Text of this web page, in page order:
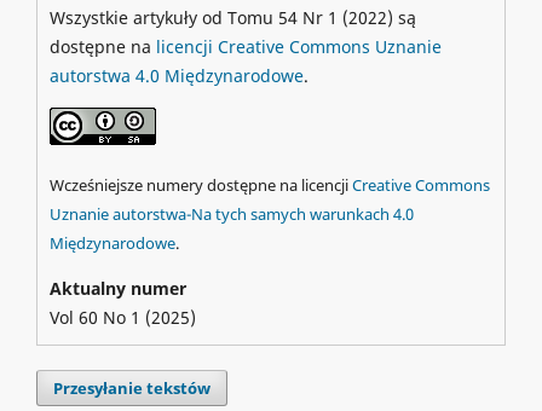
Wszystkie artykuły od Tomu 54 Nr 1 (2022) są
dostępne na licencji Creative Commons Uznanie
autorstwa 4.0 Międzynarodowe.
Wcześniejsze numery dostępne na licencjiCreative Commons
Uznanie autorstwa-Na tych samych warunkach 4.0
Międzynarodowe.
Aktualny numer
Vol 60 No 1 (2025)
Przesyłanie tekstów